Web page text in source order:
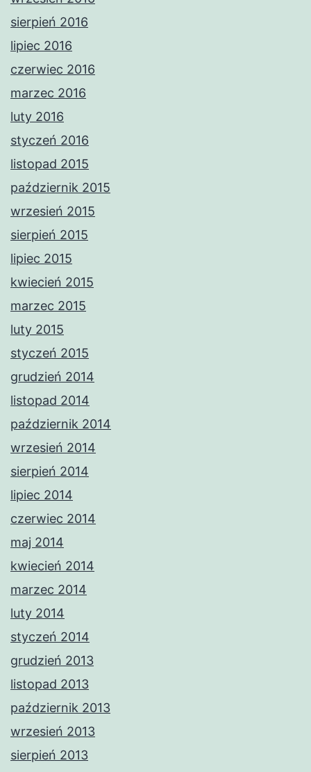
sierpień 2016
lipiec 2016
czerwiec 2016
marzec 2016
luty 2016
styczeń 2016
listopad 2015
październik 2015
wrzesień 2015
sierpień 2015
lipiec 2015
kwiecień 2015
marzec 2015
luty 2015
styczeń 2015
grudzień 2014
listopad 2014
październik 2014
wrzesień 2014
sierpień 2014
lipiec 2014
czerwiec 2014
maj 2014
kwiecień 2014
marzec 2014
luty 2014
styczeń 2014
grudzień 2013
listopad 2013
październik 2013
wrzesień 2013
sierpień 2013